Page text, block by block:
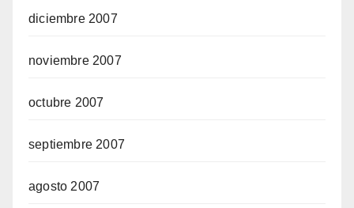
diciembre 2007
noviembre 2007
octubre 2007
septiembre 2007
agosto 2007